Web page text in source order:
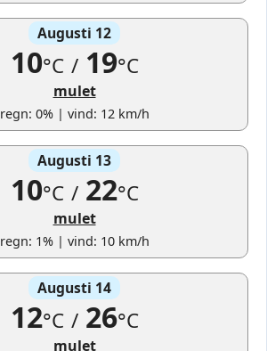
Augusti 12
10°C /19°C
mulet
regn: 0% | vind: 12 km/h
Augusti 13
10°C /22°C
mulet
regn: 1% | vind: 10 km/h
Augusti 14
12°C /26°C
mulet